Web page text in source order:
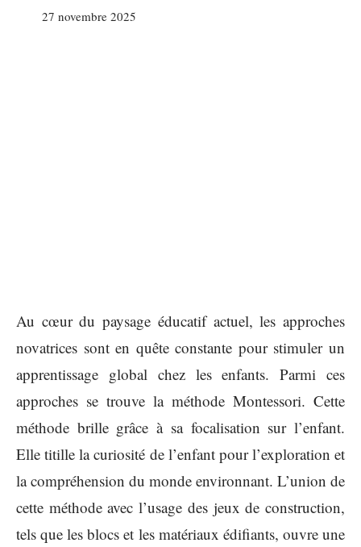
27 novembre 2025
Au cœur du paysage éducatif actuel, les approches
novatrices sont en quête constante pour stimuler un
apprentissage global chez les enfants. Parmi ces
approches se trouve la méthode Montessori. Cette
méthode brille grâce à sa focalisation sur l’enfant.
Elle titille la curiosité de l’enfant pour l’exploration et
la compréhension du monde environnant. L’union de
cette méthode avec l’usage des jeux de construction,
tels que les blocs et les matériaux édifiants, ouvre une